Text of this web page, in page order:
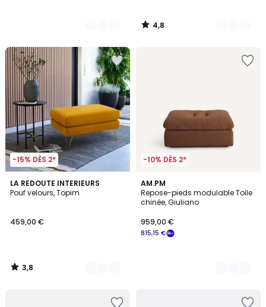
4,8
/
-15% DÈS 2*
LA REDOUTE INTERIEURS
Pouf velours, Topim
459,00 €
3,8
/ 5
6
Couleurs
3,8
/
-10% DÈS 2*
AM.PM
Repose-pieds modulable Toile
chinée, Giuliano
815,15 €
959,00 €
7
Couleurs